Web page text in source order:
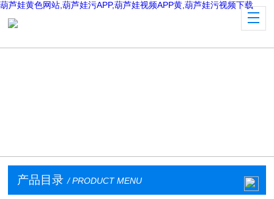
葫芦娃黄色网站,葫芦娃污APP,葫芦娃视频APP黄,葫芦娃污视频下载
产品目录 / PRODUCT MENU